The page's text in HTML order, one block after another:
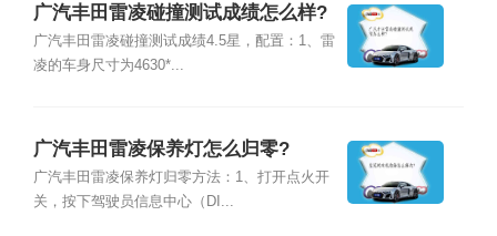
广汽丰田雷凌碰撞测试成绩怎么样?
广汽丰田雷凌碰撞测试成绩4.5星，配置：1、雷
凌的车身尺寸为4630*...
广汽丰田雷凌保养灯怎么归零?
广汽丰田雷凌保养灯归零方法：1、打开点火开
关，按下驾驶员信息中心（DI...